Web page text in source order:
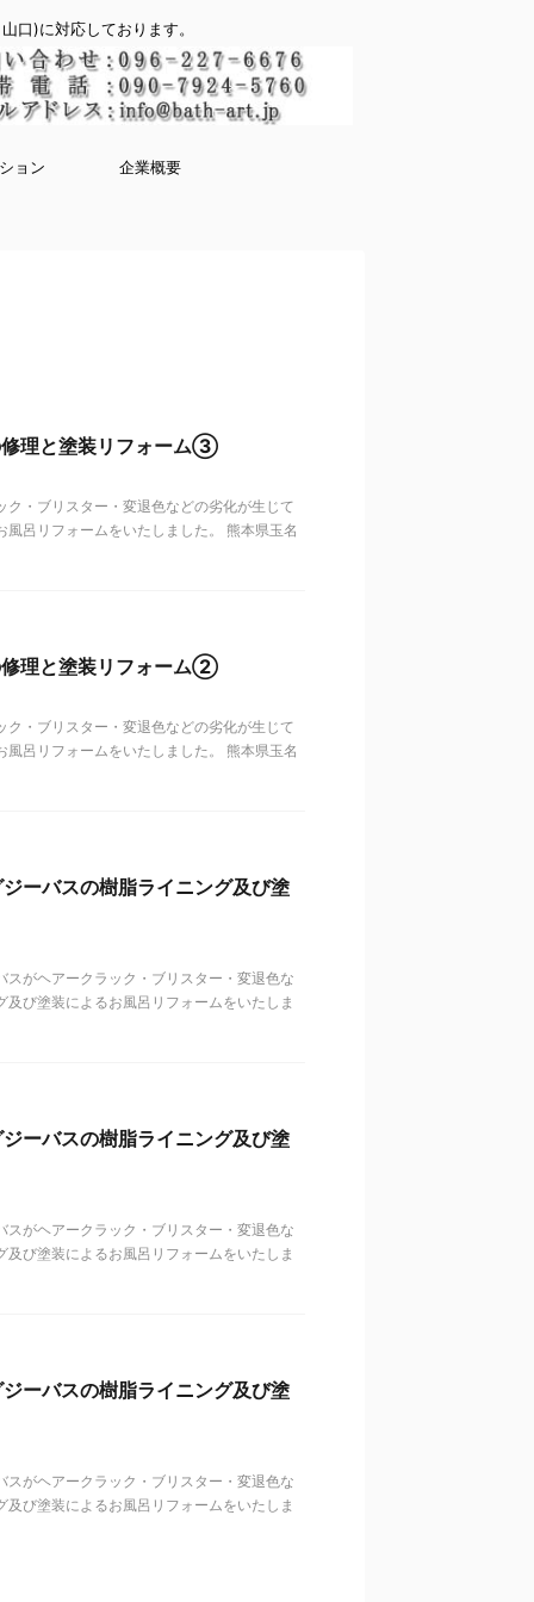
口)に対応しております。
ョン 企業概要
修理と塗装リフォーム③
・ブリスター・変退色などの劣化が生じて
呂リフォームをいたしました。 熊本県玉名
修理と塗装リフォーム②
・ブリスター・変退色などの劣化が生じて
呂リフォームをいたしました。 熊本県玉名
ーバスの樹脂ライニング及び塗
がヘアークラック・ブリスター・変退色な
び塗装によるお風呂リフォームをいたしま
ーバスの樹脂ライニング及び塗
がヘアークラック・ブリスター・変退色な
び塗装によるお風呂リフォームをいたしま
ーバスの樹脂ライニング及び塗
がヘアークラック・ブリスター・変退色な
び塗装によるお風呂リフォームをいたしま